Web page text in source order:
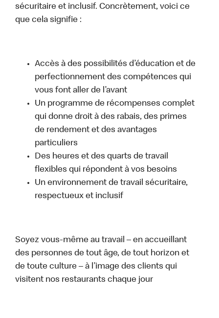
sécuritaire et inclusif. Concrètement, voici ce
que cela signifie :
Accès à des possibilités d’éducation et de
perfectionnement des compétences qui
vous font aller de l’avant
Un programme de récompenses complet
qui donne droit à des rabais, des primes
de rendement et des avantages
particuliers
Des heures et des quarts de travail
flexibles qui répondent à vos besoins
Un environnement de travail sécuritaire,
respectueux et inclusif
Soyez vous-même au travail – en accueillant
des personnes de tout âge, de tout horizon et
de toute culture – à l’image des clients qui
visitent nos restaurants chaque jour